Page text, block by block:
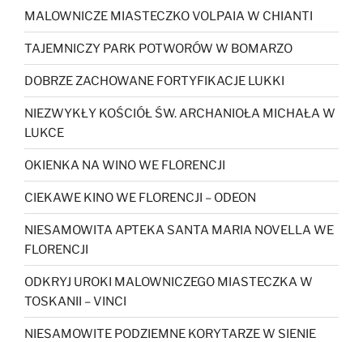
MALOWNICZE MIASTECZKO VOLPAIA W CHIANTI
TAJEMNICZY PARK POTWORÓW W BOMARZO
DOBRZE ZACHOWANE FORTYFIKACJE LUKKI
NIEZWYKŁY KOŚCIÓŁ ŚW. ARCHANIOŁA MICHAŁA W
LUKCE
OKIENKA NA WINO WE FLORENCJI
CIEKAWE KINO WE FLORENCJI – ODEON
NIESAMOWITA APTEKA SANTA MARIA NOVELLA WE
FLORENCJI
ODKRYJ UROKI MALOWNICZEGO MIASTECZKA W
TOSKANII – VINCI
NIESAMOWITE PODZIEMNE KORYTARZE W SIENIE